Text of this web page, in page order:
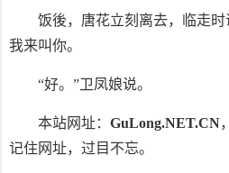
饭後，唐花立刻离去，临走
我来叫你。
“好。”卫凤娘说。
本站网址： GuLong.NET.CN，
记住网址，过目不忘。